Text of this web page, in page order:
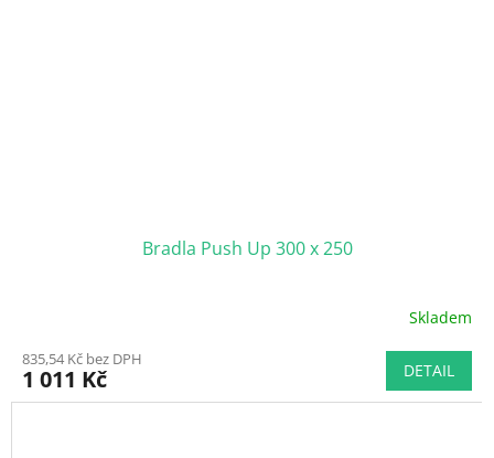
Bradla Push Up 300 x 250
produktu
je
5,0
Skladem
835,54 Kč bez DPH
1 011 Kč DETAIL